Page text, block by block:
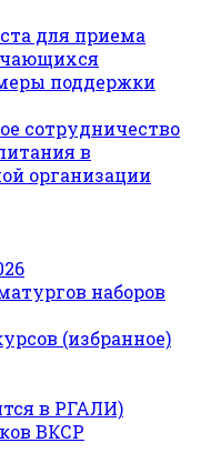
для приема
поддержки
сотрудничество
в
организации
наборов
(избранное)
в РГАЛИ)
ВКСР